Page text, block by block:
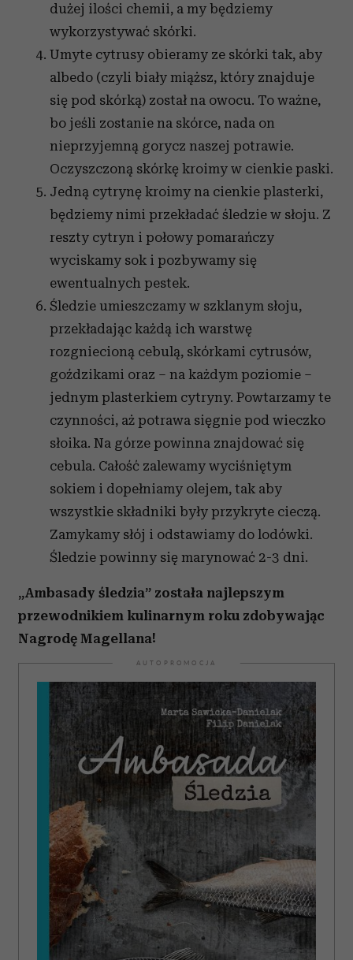
dużej ilości chemii, a my będziemy
wykorzystywać skórki.
Umyte cytrusy obieramy ze skórki tak, aby
albedo (czyli biały miąższ, który znajduje
się pod skórką) został na owocu. To ważne,
bo jeśli zostanie na skórce, nada on
nieprzyjemną gorycz naszej potrawie.
Oczyszczoną skórkę kroimy w cienkie paski.
Jedną cytrynę kroimy na cienkie plasterki,
będziemy nimi przekładać śledzie w słoju. Z
reszty cytryn i połowy pomarańczy
wyciskamy sok i pozbywamy się
ewentualnych pestek.
Śledzie umieszczamy w szklanym słoju,
przekładając każdą ich warstwę
rozgniecioną cebulą, skórkami cytrusów,
goździkami oraz – na każdym poziomie –
jednym plasterkiem cytryny. Powtarzamy te
czynności, aż potrawa sięgnie pod wieczko
słoika. Na górze powinna znajdować się
cebula. Całość zalewamy wyciśniętym
sokiem i dopełniamy olejem, tak aby
wszystkie składniki były przykryte cieczą.
Zamykamy słój i odstawiamy do lodówki.
Śledzie powinny się marynować 2-3 dni.
„Ambasady śledzia” została najlepszym
przewodnikiem kulinarnym roku zdobywając
Nagrodę Magellana!
AUTOPROMOCJA